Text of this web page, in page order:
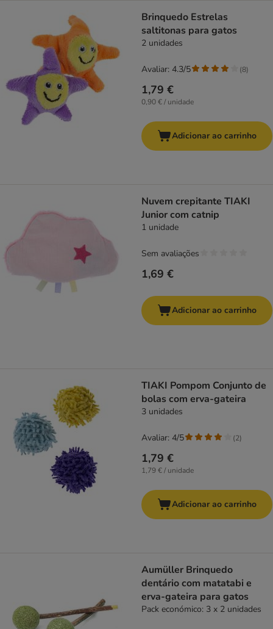
Brinquedo Estrelas
saltitonas para gatos
2 unidades
1,79 €
0,90 € / unidade
Avaliar: 4.3/5 (8)
Adicionar ao carrinho
Nuvem crepitante TIAKI
Junior com catnip
1 unidade
1,69 €
Sem avaliações
Adicionar ao carrinho
TIAKI Pompom Conjunto de
bolas com erva-gateira
3 unidades
1,79 €
1,79 € / unidade
Avaliar: 4/5 (2)
Adicionar ao carrinho
Aumüller Brinquedo
dentário com matatabi e
erva-gateira para gatos
Pack económico: 3 x 2 unidades